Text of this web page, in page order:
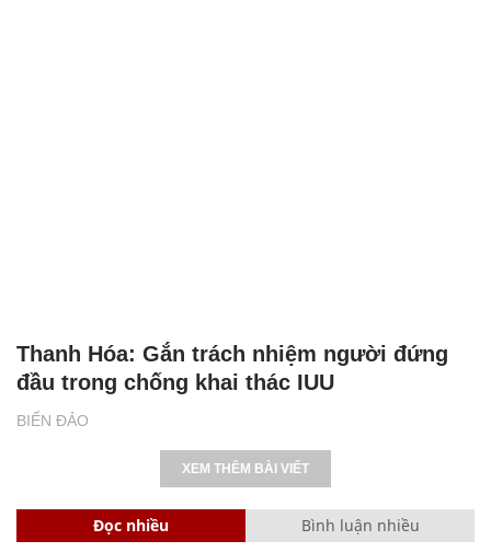
BIỂN ĐẢO
Thanh Hóa: Gắn trách nhiệm người đứng
đầu trong chống khai thác IUU
XEM THÊM BÀI VIẾT
Đọc nhiều Bình luận nhiều